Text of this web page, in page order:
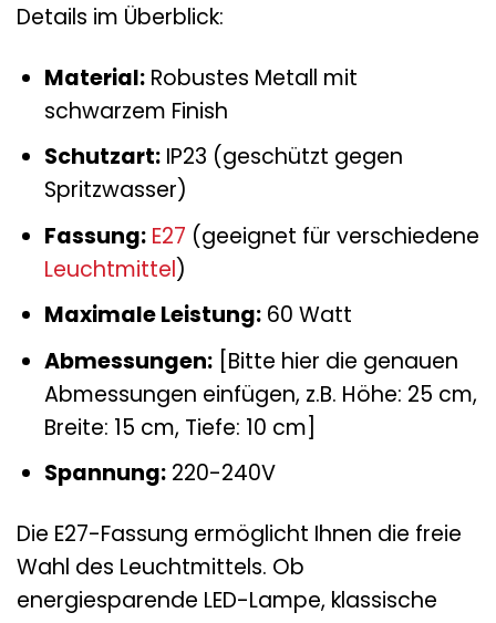
Details im Überblick:
Material:Robustes Metall mit
schwarzem Finish
Schutzart:IP23 (geschützt gegen
Spritzwasser)
Fassung: E27 (geeignet für verschiedene
Leuchtmittel)
Maximale Leistung:60 Watt
Abmessungen:[Bitte hier die genauen
Abmessungen einfügen, z.B. Höhe: 25 cm,
Breite: 15 cm, Tiefe: 10 cm]
Spannung:220-240V
Die E27-Fassung ermöglicht Ihnen die freie
Wahl des Leuchtmittels. Ob
energiesparende LED-Lampe, klassische